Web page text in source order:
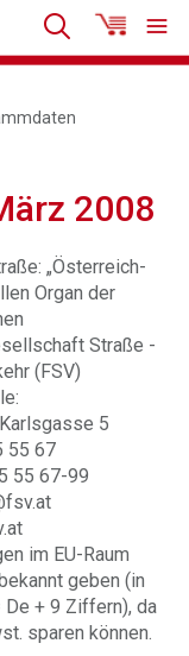
2008
„Österreich-
Organ der
Straße -
(FSV)
5
55 67
55 67-99
im EU-Raum
geben (in
De + 9 Ziffern), da
sparen können.